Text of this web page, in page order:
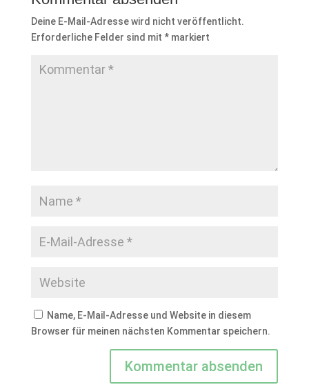
Deine E-Mail-Adresse wird nicht veröffentlicht.
Erforderliche Felder sind mit *markiert
Name, E-Mail-Adresse und Website in diesem
Browser für meinen nächsten Kommentar speichern.